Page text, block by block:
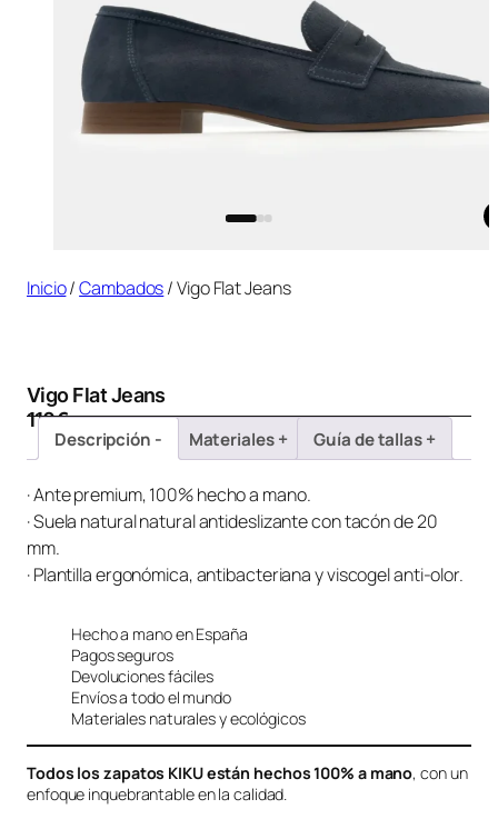
Inicio/Cambados/ Vigo Flat Jeans
Vigo Flat Jeans
110€
Descripción
Materiales Guía de tallas
· Ante premium, 100% hecho a mano.
· Suela natural natural antideslizante con tacón de 20
mm.
· Plantilla ergonómica, antibacteriana y viscogel anti-olor.
Hecho a mano en España
Pagos seguros
Devoluciones fáciles
Envíos a todo el mundo
Materiales naturales y ecológicos
Todos los zapatos KIKU están hechos 100% a mano, con un
enfoque inquebrantable en la calidad.